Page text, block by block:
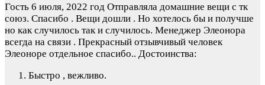
Гость 6 июля, 2022 год Отправляла домашние вещи с тк
союз. Спасибо . Вещи дошли . Но хотелось бы и получше
но как случилось так и случилось. Менеджер Элеонора
всегда на связи . Прекрасный отзывчивый человек
Элеоноре отдельное спасибо.. Достоинства:
Быстро , вежливо.